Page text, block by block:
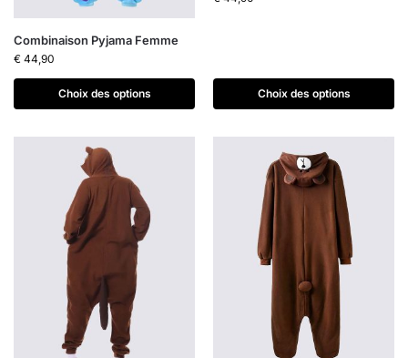
Combinaison Pyjama Femme
€ 44,90
Choix des options Choix des options